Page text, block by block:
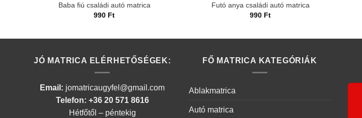
Baba fiú családi autó matrica
990 Ft
Futó anya családi autó matrica
990 Ft
JÓ MATRICA ELÉRHETŐSÉGEK:
Email: jomatricaugyfel@gmail.com
Telefon: +36 20 571 8616
Hétfőtől – péntekig
FŐ MATRICA KATEGÓRIÁK
Ablakmatrica
Autó matrica